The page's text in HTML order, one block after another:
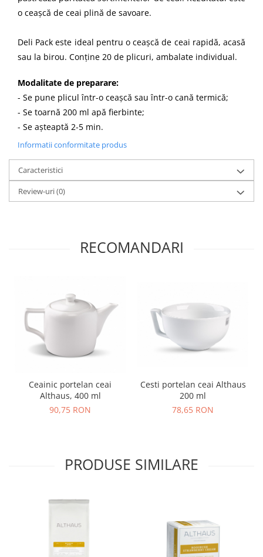
o ceașcă de ceai plină de savoare.
Deli Pack este ideal pentru o ceașcă de ceai rapidă, acasă
sau la birou. Conţine 20 de plicuri, ambalate individual.
Modalitate de preparare:
- Se pune plicul într-o ceașcă sau într-o cană termică;
- Se toarnă 200 ml apă fierbinte;
- Se așteaptă 2-5 min.
Informatii conformitate produs
Caracteristici
Review-uri(0)
RECOMANDARI
Ceainic portelan ceai
Althaus, 400 ml
90,75 RON
Cesti portelan ceai Althaus
200 ml
78,65 RON
PRODUSE SIMILARE